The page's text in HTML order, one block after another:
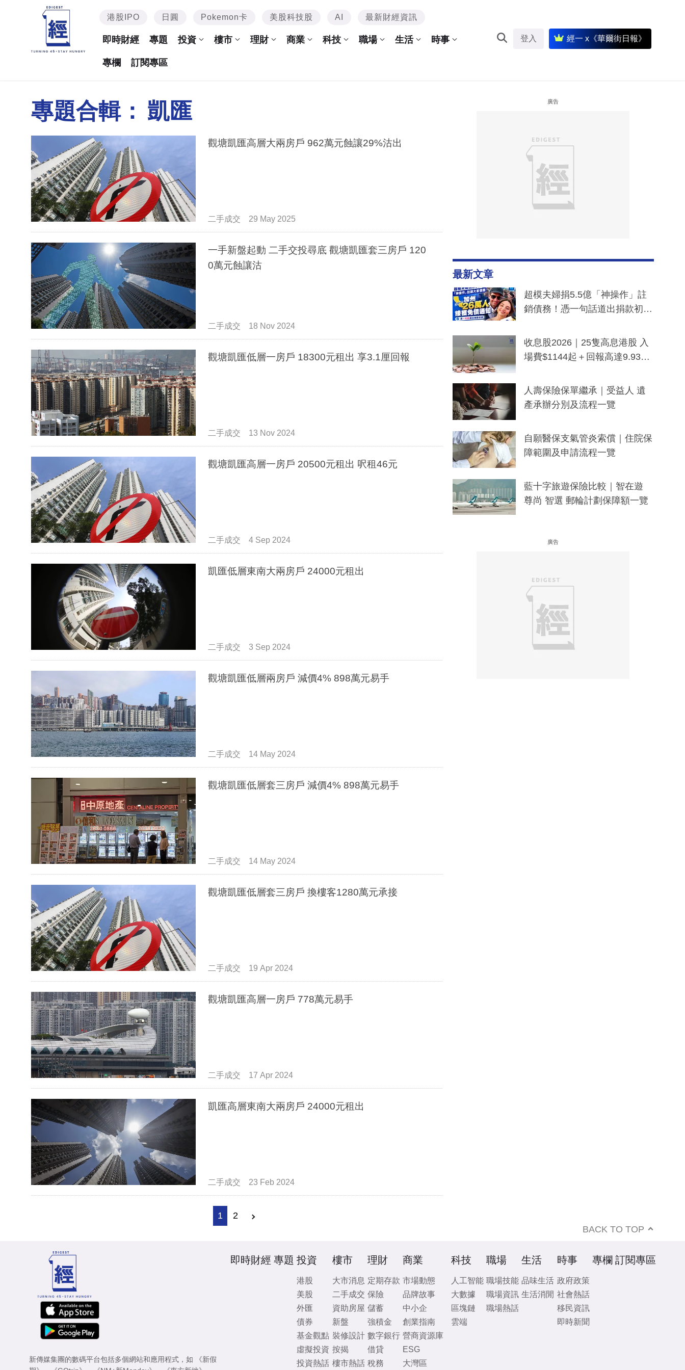
港股IPO 日圓 Pokemon卡 美股科技股 AI 最新財經資訊
即時財經 專題 投資 樓市 理財 商業 科技 職場 生活 時事
專欄 訂閱專區
登入 經一 x《華爾街日報》
專題合輯： 凱匯
觀塘凱匯高層大兩房戶 962萬元蝕讓29%沽出
二手成交 29 May 2025
一手新盤起動 二手交投尋底 觀塘凱匯套三房戶 120
0萬元蝕讓沽
二手成交 18 Nov 2024
觀塘凱匯低層一房戶 18300元租出 享3.1厘回報
二手成交 13 Nov 2024
觀塘凱匯高層一房戶 20500元租出 呎租46元
二手成交 4 Sep 2024
凱匯低層東南大兩房戶 24000元租出
二手成交 3 Sep 2024
觀塘凱匯低層兩房戶 減價4% 898萬元易手
二手成交 14 May 2024
觀塘凱匯低層套三房戶 減價4% 898萬元易手
二手成交 14 May 2024
觀塘凱匯低層套三房戶 換樓客1280萬元承接
二手成交 19 Apr 2024
觀塘凱匯高層一房戶 778萬元易手
二手成交 17 Apr 2024
凱匯高層東南大兩房戶 24000元租出
二手成交 23 Feb 2024
1 2
廣告
最新文章
超模夫婦捐5.5億「神操作」註
銷債務！憑一句話道出捐款初
一度被誤當詐騙手段
收息股2026｜25隻高息港股 入
場費$1144起＋回報高達9.93
人壽保險保單繼承｜受益人 遺
產承辦分別及流程一覽
自願醫保支氣管炎索償｜住院保
障範圍及申請流程一覽
藍十字旅遊保險比較｜智在遊
尊尚 智選 郵輪計劃保障額一覽
廣告
BACK TO TOP
新傳媒集團的數碼平台包括多個網站和應用程式，如
《新假
即時財經 專題 投資
港股
美股
外匯
債券
基金觀點
虛擬投資
投資熱話
樓市
大市消息
二手成交
資助房屋
新盤
裝修設計
按揭
樓市熱話
理財
定期存款
保險
儲蓄
強積金
數字銀行
借貸
稅務
商業
市場動態
品牌故事
中小企
創業指南
營商資源庫
ESG
大灣區
科技
人工智能
大數據
區塊鏈
雲端
職場
職場技能
職場資訊
職場熱話
生活
品味生活
生活消閒
時事
政府政策
社會熱話
移民資訊
即時新聞
專欄 訂閱專區